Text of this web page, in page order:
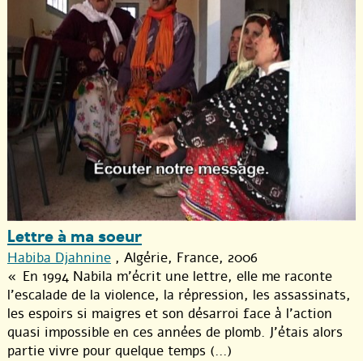
Lettre à ma soeur
Habiba Djahnine , Algérie, France, 2006
« En 1994 Nabila m’écrit une lettre, elle me raconte
l’escalade de la violence, la répression, les assassinats,
les espoirs si maigres et son désarroi face à l’action
quasi impossible en ces années de plomb. J’étais alors
partie vivre pour quelque temps (...)